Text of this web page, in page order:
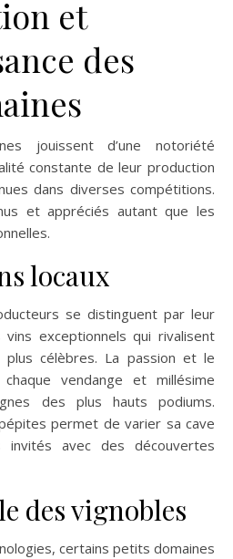
et
des
jouissent d’une notoriété
constante de leur production
dans diverses compétitions.
et appréciés autant que les
locaux
se distinguent par leur
exceptionnels qui rivalisent
plus célèbres. La passion et le
vendange et millésime
des plus hauts podiums.
permet de varier sa cave
invités avec des découvertes
des vignobles
certains petits domaines